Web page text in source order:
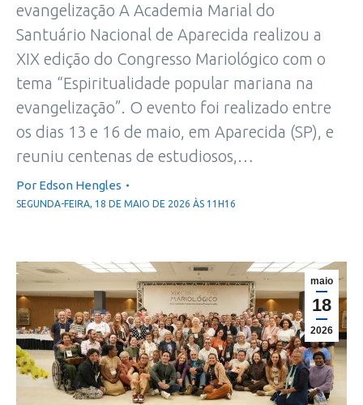
evangelização A Academia Marial do
Santuário Nacional de Aparecida realizou a
XIX edição do Congresso Mariológico com o
tema “Espiritualidade popular mariana na
evangelização”. O evento foi realizado entre
os dias 13 e 16 de maio, em Aparecida (SP), e
reuniu centenas de estudiosos,…
Por Edson Hengles
SEGUNDA-FEIRA, 18 DE MAIO DE 2026 ÀS 11H16
maio
18
2026